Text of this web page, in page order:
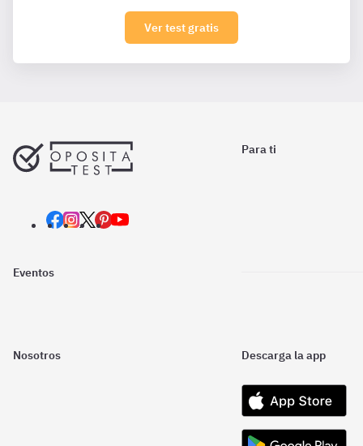
Ver test gratis
Para ti
Eventos
Nosotros Descarga la app